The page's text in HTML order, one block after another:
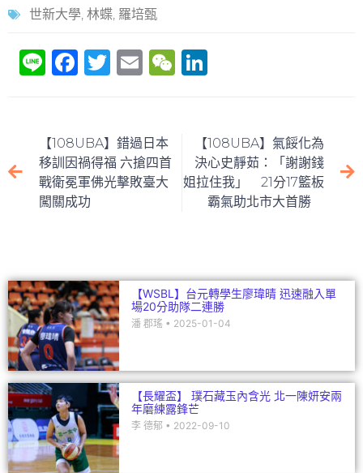
世新大學, 林蝶, 羅培甄
Li F
e
b
o
o
T
er
E
l
W
at
e
dI
n
【108UBA】錯過日本
移訓因禍得福 六搶四首
戰衛冕軍佛光擊敗臺大
闖關成功
【108UBA】氣餒化為
決心史靜茹：「謝謝錢
姐拉住我」 21分17籃板
霸氣助北市大首勝
【WSBL】台元轉學生廖瑋晴 迅速融入單
場20分助隊二連勝
潘 郡瑤 2025-01-04
【長耀盃】 璞石藏玉內含光 北一陳妍安兩
年磨練露鋒芒
李 德郁 2022-09-10